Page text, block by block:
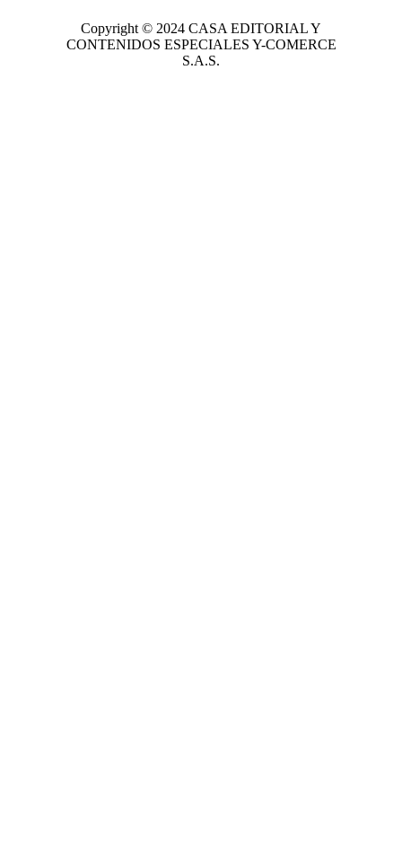
Copyright © 2024 CASA EDITORIALY
CONTENIDOS ESPECIALES Y-COMERCE
S.A.S.